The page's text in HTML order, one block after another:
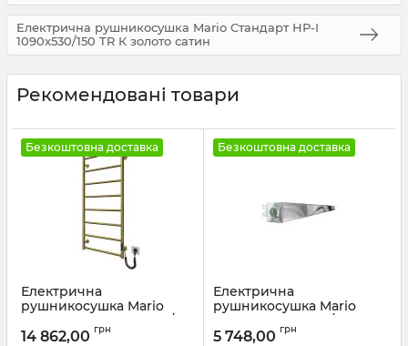
Електрична рушникосушка Mario Стандарт НР-І
1090х530/150 TR К золото сатин
Рекомендовані товари
Безкоштовна доставка
Електрична
рушникосушка Mario
Класік F НР-I 1090х530/75
TR K золото
14 862,00 грн
Безкоштовна доставка
Електрична
рушникосушка Mario
Аккордо-I 30х630/85
білий глянець
5 748,00 грн